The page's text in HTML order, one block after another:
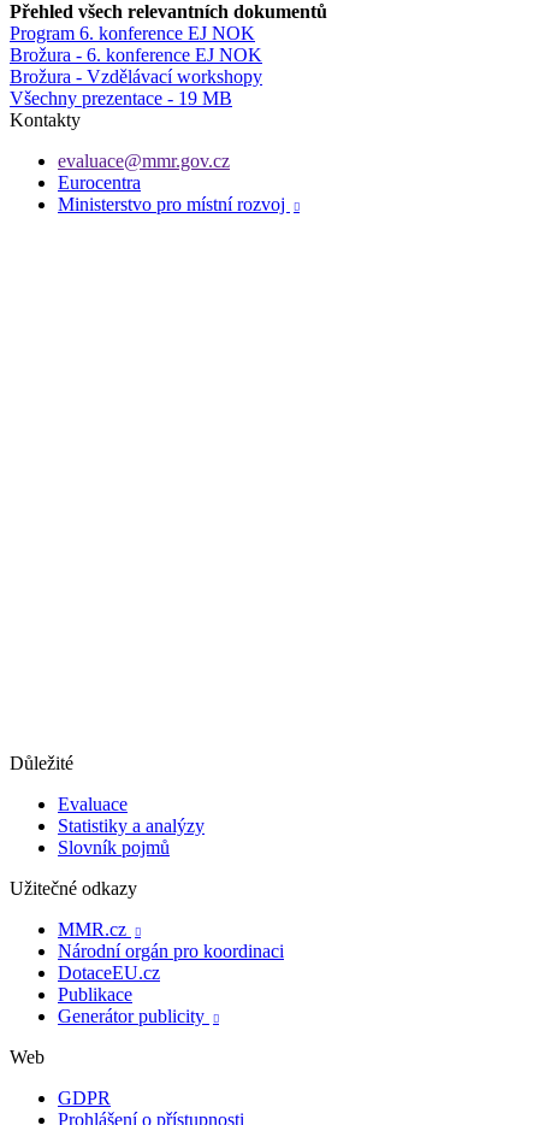
Přehled všech relevantních dokumentů
Program 6. konference EJ NOK
Brožura - 6. konference EJ NOK
Brožura - Vzdělávací workshopy
Všechny prezentace - 19 MB
Kontakty
evaluace@mmr.gov.cz
Eurocentra
Ministerstvo pro místní rozvoj

Důležité
Evaluace
Statistiky a analýzy
Slovník pojmů
Užitečné odkazy
MMR.cz

Národní orgán pro koordinaci
DotaceEU.cz
Publikace
Generátor publicity

Web
GDPR
Prohlášení o přístupnosti